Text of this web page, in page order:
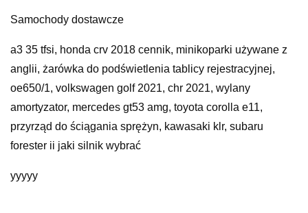
Samochody dostawcze
a3 35 tfsi, honda crv 2018 cennik, minikoparki używane z
anglii, żarówka do podświetlenia tablicy rejestracyjnej,
oe650/1, volkswagen golf 2021, chr 2021, wylany
amortyzator, mercedes gt53 amg, toyota corolla e11,
przyrząd do ściągania sprężyn, kawasaki klr, subaru
forester ii jaki silnik wybrać
yyyyy